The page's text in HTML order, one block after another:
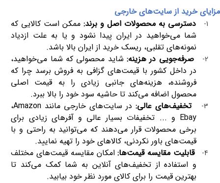
مزایای خرید از سایت‌های خارجی
1- دسترسی به محصولات اصل و برند:ممکن است کالایی که
شما می‌خواهید در ایران پیدا نشود و یا به علت ازدیاد
نمونه‌های تقلبی، ریسک خرید از ایران بالا باشد.
2- صرفه‌جویی در هزینه:شاید محصولی که شما می‌خواهید،
در داخل کشور با قیمت‌های گزافی به فروش برسد چرا که
فروشنده، هزینه‌های جانبی زیادی را به قیمت اصلی
محصول اضافه می‌کند تا حاشیه سود خود را بالا ببرد.
3- تخفیف‌های عالی:در سایت‌های خارجی مانند Amazon،
Ebay و ... تخفیفات بسیار عالی و آفرهای زیادی برای
برخی محصولات قرار می‌دهند که می‌توانید به راحتی و با
قیمت‌های باور نکردنی، کالاهای خود را تهیه نمایید.
4- قابلیت مقایسه قیمت‌ها:امکان مقایسه قیمت‌های مختلف
و استفاده از تخفیف‌های آنلاین به شما کمک می‌کند تا
بهترین قیمت را برای کالای مورد نظر خود بیابید.